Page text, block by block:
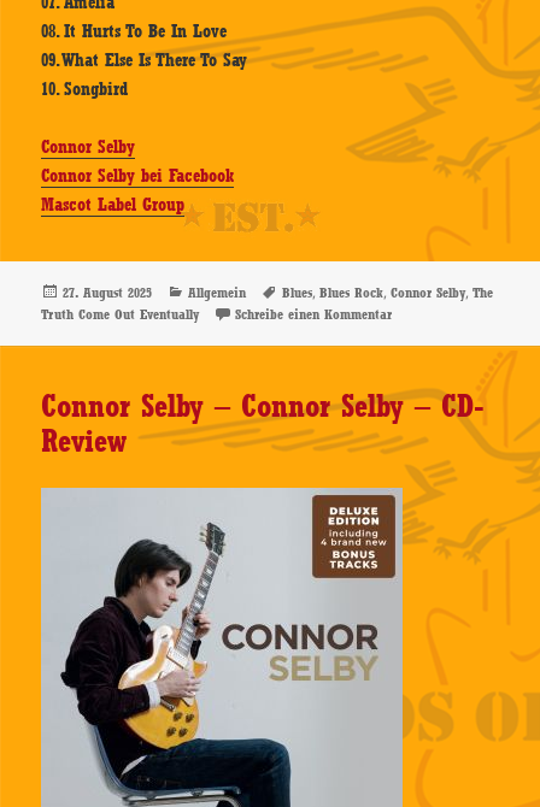
08. It Hurts To Be In Love
09. What Else Is There To Say
10. Songbird
Connor Selby
Connor Selby bei Facebook
Mascot Label Group
Veröffentlicht
am
27. August 2025 Kategorien
Allgemein Schlagwörter
Blues,Blues Rock,Connor Selby,The
Truth Come Out Eventually
Schreibe einen Kommentarzu Connor Selby – The
Connor Selby – Connor Selby – CD-
Review